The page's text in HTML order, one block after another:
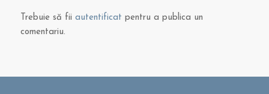
Trebuie să fii autentificat pentru a publica un
comentariu.